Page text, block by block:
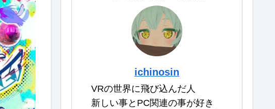
ichinosin
VRの世界に飛び込んだ人
新しい事とPC関連の事が好き